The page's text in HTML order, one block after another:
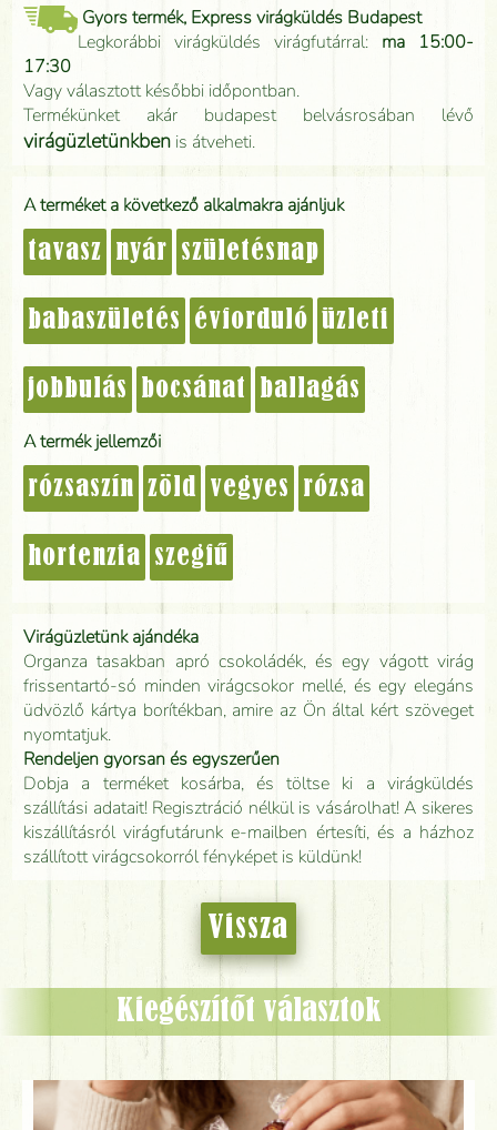
Gyors termék, Express virágküldés Budapest
Legkorábbi virágküldés virágfutárral: ma 15:00-
17:30
Vagy választott későbbi időpontban.
Termékünket akár budapest belvásrosában lévő
virágüzletünkben is átveheti.
A terméket a következő alkalmakra ajánljuk
tavasz nyár születésnap
babaszületés évforduló üzleti
jobbulás bocsánat ballagás
A termék jellemzői
rózsaszín zöld vegyes rózsa
hortenzia szegfű
Virágüzletünk ajándéka
Organza tasakban apró csokoládék, és egy vágott virág
frissentartó-só minden virágcsokor mellé, és egy elegáns
üdvözlő kártya borítékban, amire az Ön által kért szöveget
nyomtatjuk.
Rendeljen gyorsan és egyszerűen
Dobja a terméket kosárba, és töltse ki a virágküldés
szállítási adatait! Regisztráció nélkül is vásárolhat! A sikeres
kiszállításról virágfutárunk e-mailben értesíti, és a házhoz
szállított virágcsokorról fényképet is küldünk!
Vissza
Kiegészítőt választok